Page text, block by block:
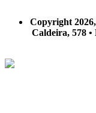
Copyright
Caldeira, 578 •